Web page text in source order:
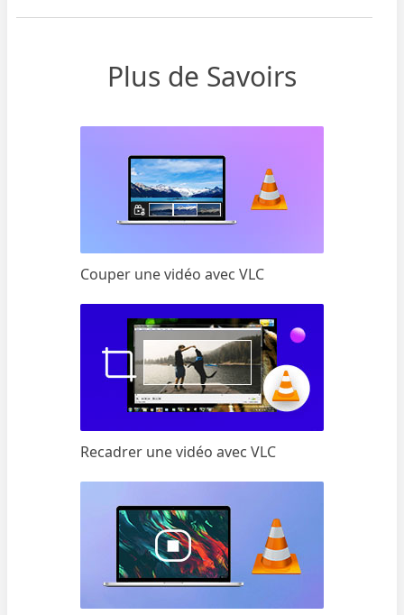
Plus de Savoirs
Couper une vidéo avec VLC
Recadrer une vidéo avec VLC